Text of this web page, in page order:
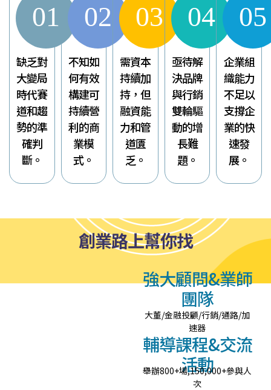
01
缺乏對
大變局
時代賽
道和趨
勢的準
確判
斷。
02
不知如
何有效
構建可
持續營
利的商
業模
式。
03
需資本
持續加
持，但
融資能
力和管
道匱
乏。
04
亟待解
決品牌
與行銷
雙輪驅
動的增
長難
題。
05
企業組
織能力
不足以
支撐企
業的快
速發
展。
創業路上幫你找
強大顧問&業師
團隊
大董/金融投顧/行銷/通路/加
速器
輔導課程&交流
活動
舉辦800+場,150,000+參與人
次